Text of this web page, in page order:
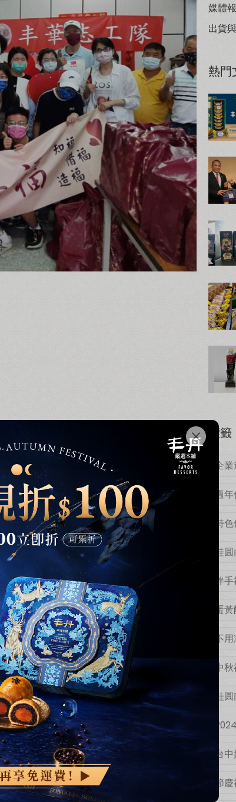
口味 一口鳳梨酥新上市🍍
加入丰丹LINE會員✨
媒體
出貨
熱門
標籤
企
過
特
桂
伴
蛋
不
中
桂
台
節